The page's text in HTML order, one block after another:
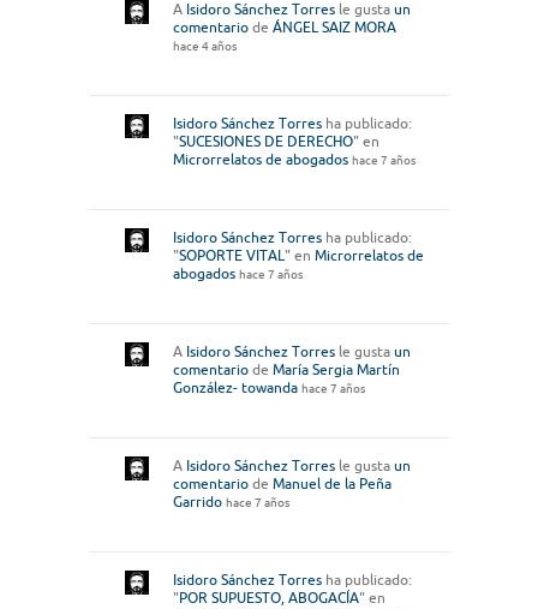
A Isidoro Sánchez Torres le gusta un
comentario de ÁNGEL SAIZ MORA
hace 4 años
Isidoro Sánchez Torres ha publicado:
"SUCESIONES DE DERECHO" en
Microrrelatos de abogados hace 7 años
Isidoro Sánchez Torres ha publicado:
"SOPORTE VITAL " en Microrrelatos de
abogados hace 7 años
A Isidoro Sánchez Torres le gusta un
comentario de María Sergia Martín
González- towanda hace 7 años
A Isidoro Sánchez Torres le gusta un
comentario de Manuel de la Peña
Garrido hace 7 años
Isidoro Sánchez Torres ha publicado:
"POR SUPUESTO, ABOGACÍA" en